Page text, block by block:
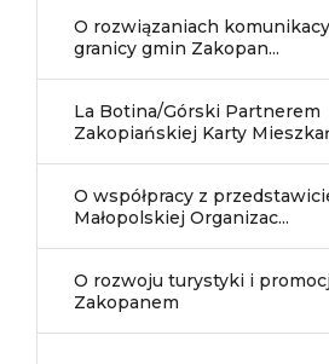
O rozwiązaniach
granicy gmin Zakopan...
La Botina/Górski Partnerem
Zakopiańskiej Karty
O współpracy z
Małopolskiej Organizac...
O rozwoju turystyki i
Zakopanem